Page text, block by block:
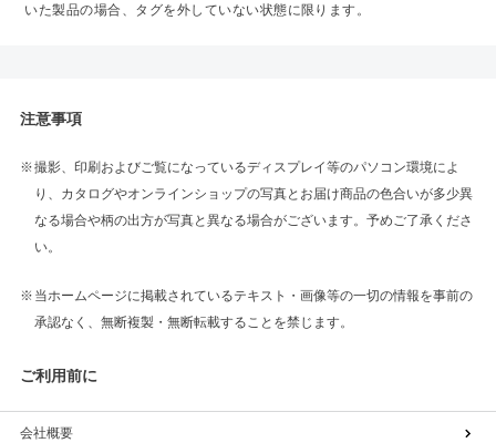
いた製品の場合、タグを外していない状態に限ります。
注意事項
撮影、印刷およびご覧になっているディスプレイ等のパソコン環境によ
り、カタログやオンラインショップの写真とお届け商品の色合いが多少異
なる場合や柄の出方が写真と異なる場合がございます。予めご了承くださ
い。
当ホームページに掲載されているテキスト・画像等の一切の情報を事前の
承認なく、無断複製・無断転載することを禁じます。
ご利用前に
会社概要